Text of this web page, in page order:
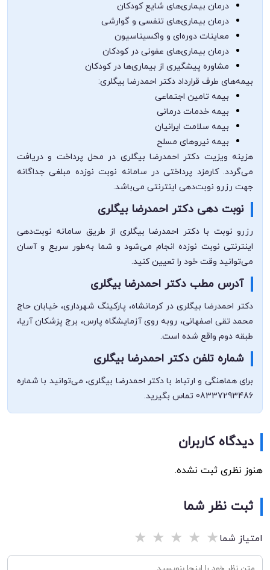
درمان بیماری‌های شایع کودکان
درمان بیماری‌های تنفسی و گوارشی
معاینات دوره‌ای و واکسیناسیون
درمان بیماری‌های عفونی در کودکان
مشاوره پیشگیری از بیماری‌ها در کودکان
بیمه‌های طرف قرارداد دکتر احمدرضا بیگلری:
بیمه تامین اجتماعی
بیمه خدمات درمانی
بیمه سلامت ایرانیان
بیمه نیروهای مسلح
هزینه ویزیت دکتر احمدرضا بیگلری در محل پرداخت و دریافت
می‌گردد. کارمزد پرداختی در سامانه نوبت نوزده مبلغی جداگانه
جهت رزرو نوبت‌دهی اینترنتی می‌باشد.
نوبت دهی دکتر احمدرضا بیگلری
رزرو نوبت با دکتر احمدرضا بیگلری از طریق سامانه نوبت‌دهی
اینترنتی نوبت نوزده انجام می‌شود و شما به‌طور سریع و آسان
می‌توانید وقت خود را تعیین کنید.
آدرس مطب دکتر احمدرضا بیگلری
دکتر احمدرضا بیگلری در کرمانشاه، پارکینگ شهرداری، خیابان حاج
محمد تقی اصفهانی، روبه روی آزمایشگاه پارس، برج پزشکان آریا،
طبقه دوم واقع شده است.
شماره تلفن دکتر احمدرضا بیگلری
برای هماهنگی و ارتباط با دکتر احمدرضا بیگلری، می‌توانید با شماره
08337293486 تماس بگیرید.
دیدگاه کاربران
هنوز نظری ثبت نشده.
ثبت نظر شما
امتیاز شما★
★
★
★
★